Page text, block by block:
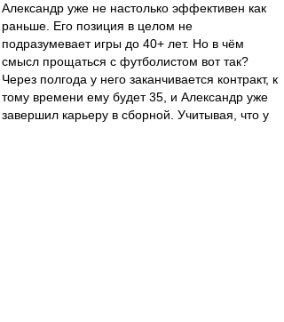
Александр уже не настолько эффективен как
раньше. Его позиция в целом не
подразумевает игры до 40+ лет. Но в чём
смысл прощаться с футболистом вот так?
Через полгода у него заканчивается контракт, к
тому времени ему будет 35, и Александр уже
завершил карьеру в сборной. Учитывая, что у